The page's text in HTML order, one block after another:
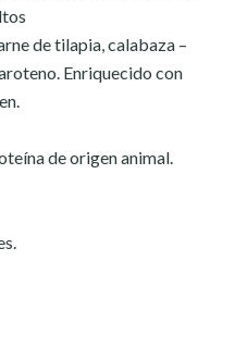
de tilapia, calabaza –
Enriquecido con
de origen animal.